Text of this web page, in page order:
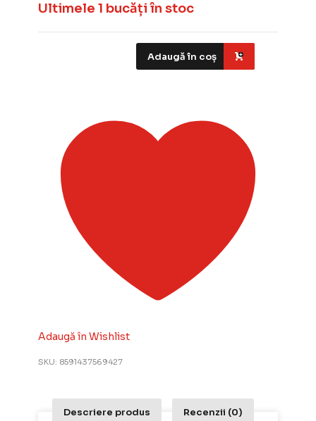
Ultimele 1 bucăți în stoc
Adaugă în coș
Adaugă în Wishlist
SKU: 8591437569427
Descriere produs Recenzii (0)